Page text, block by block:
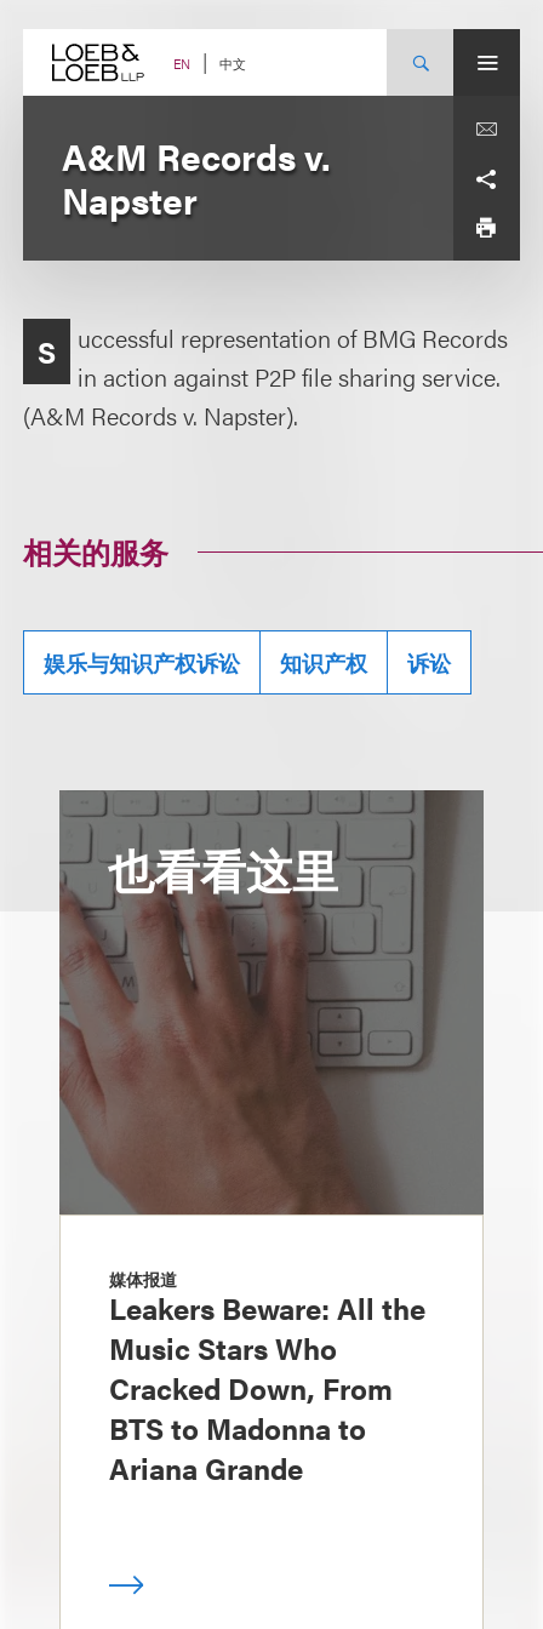
content EN 中文
A&M Records v.
Napster
S
uccessful representation of BMG Records
in action against P2P file sharing service.
(A&M Records v. Napster).
相关的服务
娱乐与知识产权诉讼 知识产权 诉讼
也看看这里
媒体报道
Leakers Beware: All the
Music Stars Who
Cracked Down, From
BTS to Madonna to
Ariana Grande